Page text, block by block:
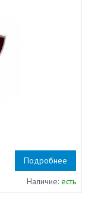
Подробнее
Наличие:есть